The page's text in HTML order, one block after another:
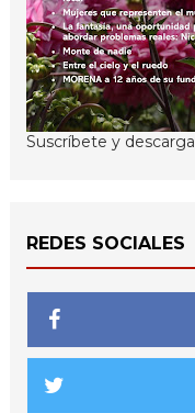
Suscríbete y descarga
REDES SOCIALES